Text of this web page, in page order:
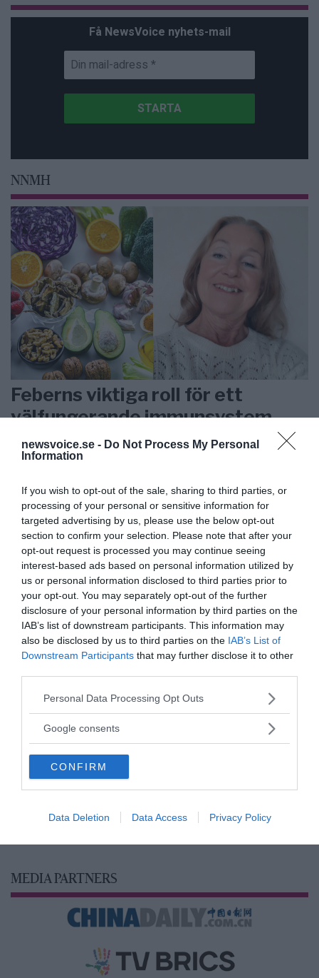
newsvoice.se - Do Not Process My Personal
Information
If you wish to opt-out of the sale, sharing to third parties, or
processing of your personal or sensitive information for
targeted advertising by us, please use the below opt-out
section to confirm your selection. Please note that after your
opt-out request is processed you may continue seeing
interest-based ads based on personal information utilized by
us or personal information disclosed to third parties prior to
your opt-out. You may separately opt-out of the further
disclosure of your personal information by third parties on the
IAB’s list of downstream participants. This information may
also be disclosed by us to third parties on the IAB’s List of
Downstream Participants that may further disclose it to other
Please note that this website/app uses one or more Google
not limited to your visit or usage behaviour. You may click to
use your data for below specified purposes in below Google
consent section.
Personal Data Processing Opt Outs
Google consents
CONFIRM
Data Deletion Data Access Privacy Policy
Få NewsVoice nyhets-mail
NNMH
Feberns viktiga roll för ett
välfungerande immunsystem
ANNONSER
MEDIA PARTNERS